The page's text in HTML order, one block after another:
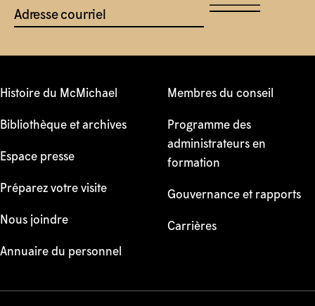
Adresse courriel
Histoire du McMichael
Bibliothèque et archives
Espace presse
Préparez votre visite
Nous joindre
Annuaire du personnel
Membres du conseil
Programme des
administrateurs en
formation
Gouvernance et rapports
Carrières